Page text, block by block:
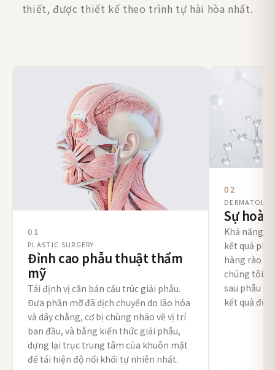
thiết, được thiết kế theo trình tự hài hòa nhất.
01
PLASTIC SURGERY
Đỉnh cao phẫu thuật thẩm
mỹ
Tái định vị căn bản cấu trúc giải phẫu.
Đưa phần mỡ đã dịch chuyển do lão hóa
và dây chằng, cơ bị chùng nhão về vị trí
ban đầu, và bằng kiến thức giải phẫu,
dựng lại trục trung tâm của khuôn mặt
để tái hiện độ nổi khối tự nhiên nhất.
02
Sự
Khả năng
kết quả
hàng rào
chúng tôi
sau phẫu
kết quả